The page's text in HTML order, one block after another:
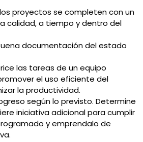
proyectos se completen con un
calidad, a tiempo y dentro del
documentación del estado
las tareas de un equipo
el uso eficiente del
la productividad.
según lo previsto. Determine
iniciativa adicional para cumplir
y emprendalo de